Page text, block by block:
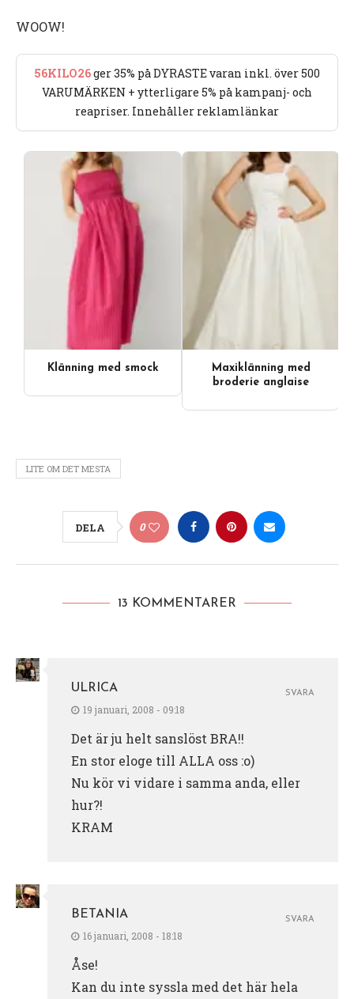
WOOW!
56KILO26ger 35% på DYRASTE varan inkl. över 500
VARUMÄRKEN + ytterligare 5% på kampanj- och
reapriser. Innehåller reklamlänkar
Videoinnehåll
Klänning med smock
Maxiklänning med
broderie anglaise
LITE OM DET MESTA
DELA 0
13 KOMMENTARER
ULRICA
19 januari, 2008 - 09:18
Det är ju helt sanslöst BRA!!
En stor eloge till ALLA oss :o)
Nu kör vi vidare i samma anda, eller
hur?!
KRAM
SVARA
BETANIA
16 januari, 2008 - 18:18
Åse!
Kan du inte syssla med det här hela
SVARA